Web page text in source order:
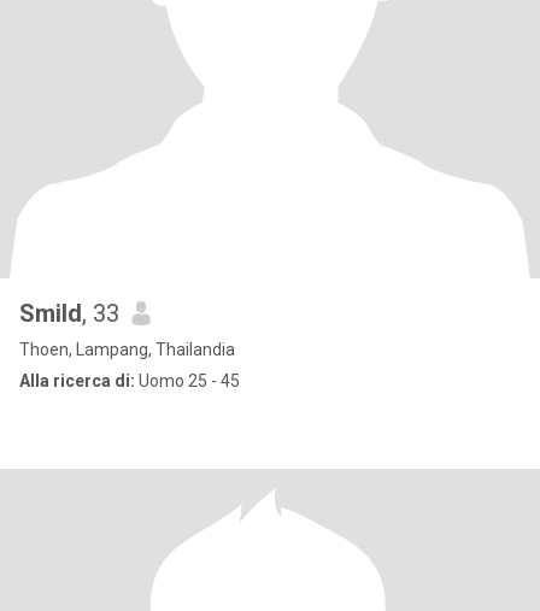
Smild, 33
Thoen, Lampang, Thailandia
Alla ricerca di: Uomo 25 - 45